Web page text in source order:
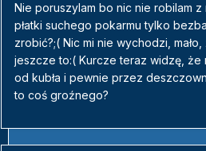
Nie poruszylam bo nic nie robilam
płatki suchego pokarmu tylko
zrobić?;( Nic mi nie wychodzi,
jeszcze to:( Kurcze teraz widzę, że
od kubła i pewnie przez
to coś groźnego?